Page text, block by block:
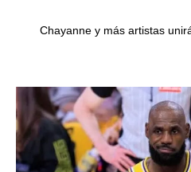
Chayanne y más artistas